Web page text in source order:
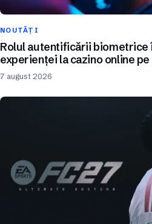
NOUTĂȚI
Rolul autentificării biometrice
experienței la cazino online
7 august 2026